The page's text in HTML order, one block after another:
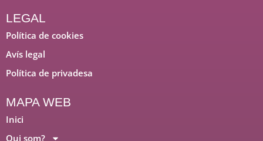
LEGAL
Política de cookies
Avís legal
Política de privadesa
MAPA WEB
Inici
Qui som?